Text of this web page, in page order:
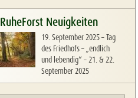
RuheForst Neuigkeiten
19. September 2025–Tag
des Friedhofs – „endlich
und lebendig“ – 21. & 22.
September 2025